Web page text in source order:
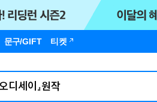
문구/GIFT 티켓